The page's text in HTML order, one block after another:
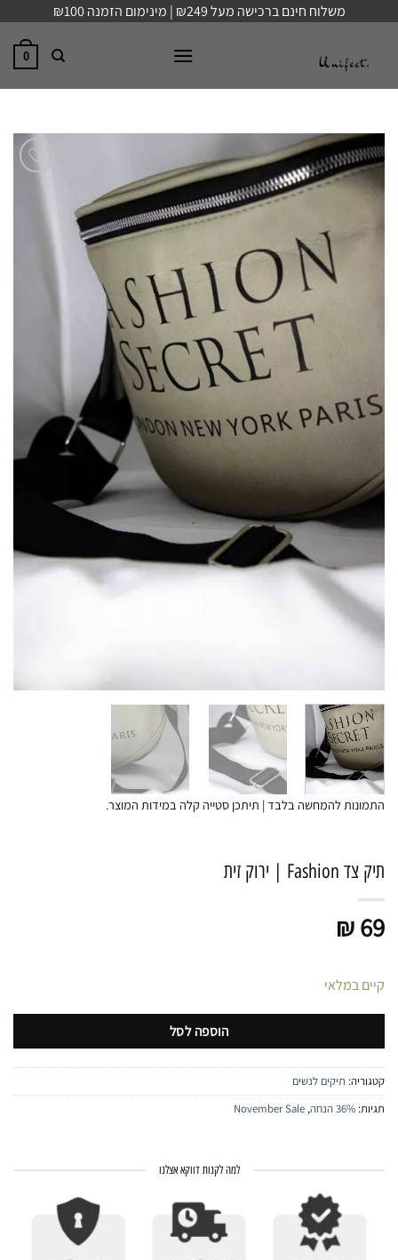
content
משלוח חינם ברכישה מעל ₪249 | מינימום הזמנה ₪100
0
התמונות להמחשה בלבד | תיתכן סטייה קלה במידות המוצר.
תיק צד Fashion | ירוק זית
₪69
קיים במלאי
הוספה לסל
קטגוריה: תיקים לנשים
תגיות: 36% הנחה ,
November Sale
למה לקנות דווקא אצלנו